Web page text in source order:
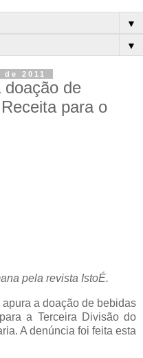
▼
▼
2011
doação de
para o
pela revista IstoÉ.
a doação de bebidas
a Terceira Divisão do
. A denúncia foi feita esta